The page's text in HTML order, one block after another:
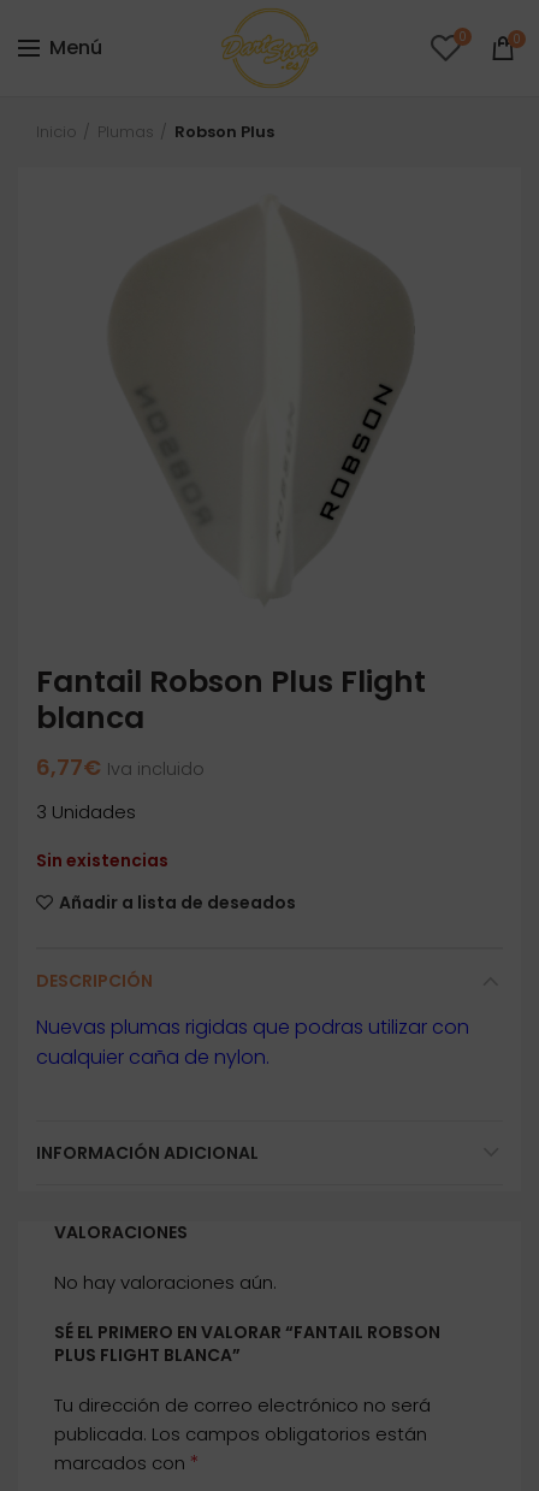
Menú 0 0
Inicio Plumas Robson Plus
Fantail Robson Plus Flight
blanca
6,77€ Iva incluido
3 Unidades
Sin existencias
Añadir a lista de deseados
DESCRIPCIÓN
Nuevas plumas rigidas que podras utilizar con
cualquier caña de nylon.
INFORMACIÓN ADICIONAL
VALORACIONES
No hay valoraciones aún.
SÉ EL PRIMERO EN VALORAR “FANTAIL ROBSON
PLUS FLIGHT BLANCA”
Tu dirección de correo electrónico no será
publicada. Los campos obligatorios están
marcados con *